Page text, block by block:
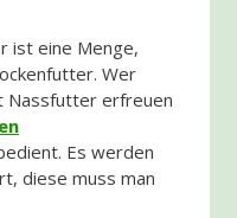
ist eine Menge,
Wer
Nassfutter erfreuen
Es werden
diese muss man